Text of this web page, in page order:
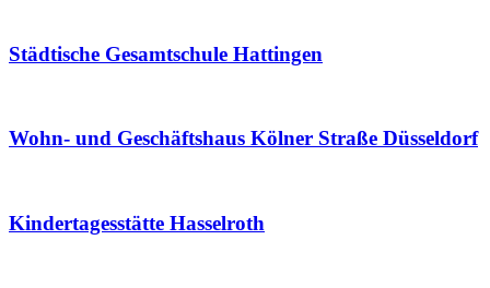
Städtische Gesamtschule Hattingen
Wohn- und Geschäftshaus Kölner Straße Düsseldorf
Kindertagesstätte Hasselroth